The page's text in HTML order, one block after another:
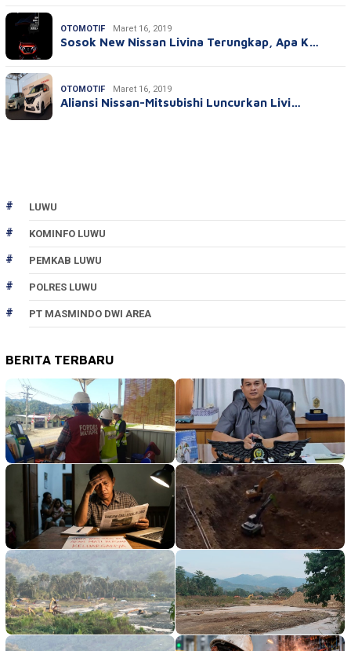
OTOMOTIF Maret 16, 2019
Sosok New Nissan Livina Terungkap, Apa K…
OTOMOTIF Maret 16, 2019
Aliansi Nissan-Mitsubishi Luncurkan Livi…
LUWU
KOMINFO LUWU
PEMKAB LUWU
POLRES LUWU
PT MASMINDO DWI AREA
BERITA TERBARU